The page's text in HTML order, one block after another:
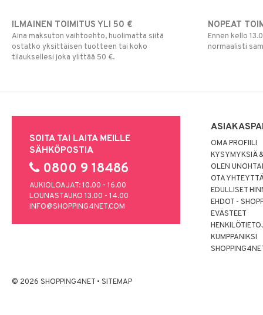
ILMAINEN TOIMITUS YLI 50 €
Aina maksuton vaihtoehto, huolimatta siitä
ostatko yksittäisen tuotteen tai koko
tilauksellesi joka ylittää 50 €.
NOPEAT
Ennen kello
normaalisti
SOITA TAI LAITA MEILLE
SÄHKÖPOSTIA
0800 9 18486
AUKIOLOAJAT: 10.00 - 16.00
LOUNASTAUKO 13.00 - 14.00
INFO@SHOPPING4NET.COM
OMA PROFIILI
KYSYMYKSIÄ
OLEN
OTA
EDULLISET
EHDOT -
EVÄSTEET
KUMPPANIKSI
© 2026 SHOPPING4NET • SITEMAP